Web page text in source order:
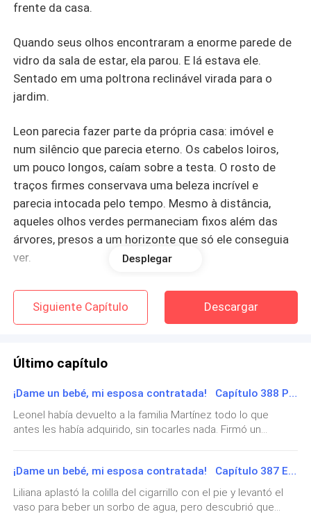
frente da casa.
Quando seus olhos encontraram a enorme parede de
vidro da sala de estar, ela parou. E lá estava ele.
Sentado em uma poltrona reclinável virada para o
jardim.
Leon parecia fazer parte da própria casa: imóvel e
num silêncio que parecia eterno. Os cabelos loiros,
um pouco longos, caíam sobre a testa. O rosto de
traços firmes conservava uma beleza incrível e
parecia intocada pelo tempo. Mesmo à distância,
aqueles olhos verdes permaneciam fixos além das
árvores, presos a um horizonte que só ele conseguia
ver.
Algo dentro dela se agitou. Uma sensação incômoda
e familiar. Ísis reconheceu a solidão estampada
naquela quietude. Era como olhar para um espelho
e, antes que pudesse tocar a campainha, alguém abriu
a porta.
— Senhorita Ísis? Seja bem-vinda. Sou Grace, a
governanta da casa. O senhor Caio está esperando
Desplegar
Siguiente Capítulo Descargar
Último capítulo
¡Dame un bebé, mi esposa contratada! Capítulo 388 Padre, madre e hijo: el comienzo de todo
Leonel había devuelto a la familia Martínez todo lo que
antes les había adquirido, sin tocarles nada. Firmó un
gratuito cada año a todas las industrias del clan Martínez y a
su instituto de investigación en Indonesia.Al mismo tiempo,
Leonel reforzó la colaboración con el Grupo Familiar Díaz,
para compensar la ayuda y los sacrificios que los
¡Dame un bebé, mi esposa contratada! Capítulo 387 El último viaje de Liliana
Liliana aplastó la colilla del cigarrillo con el pie y levantó el
vaso para beber un sorbo de agua, pero descubrió que